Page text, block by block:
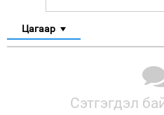
Цагаар
Сэтгэгдэл